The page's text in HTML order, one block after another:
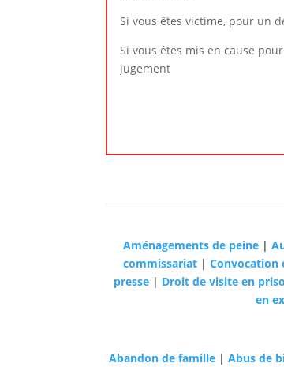
Si vous êtes victime, pour un
Si vous êtes mis en cause
jugement
Aménagements de peine|
commissariat | Convocation
presse | Droit de visite en
en
Abandon de famille | Abus de